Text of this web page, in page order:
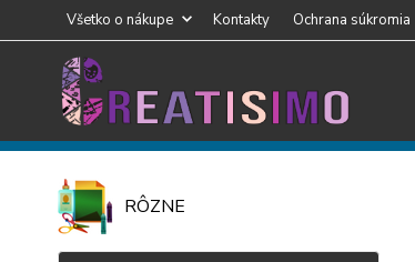
Všetko o nákupe Kontakty Ochrana súkromia
RÔZNE